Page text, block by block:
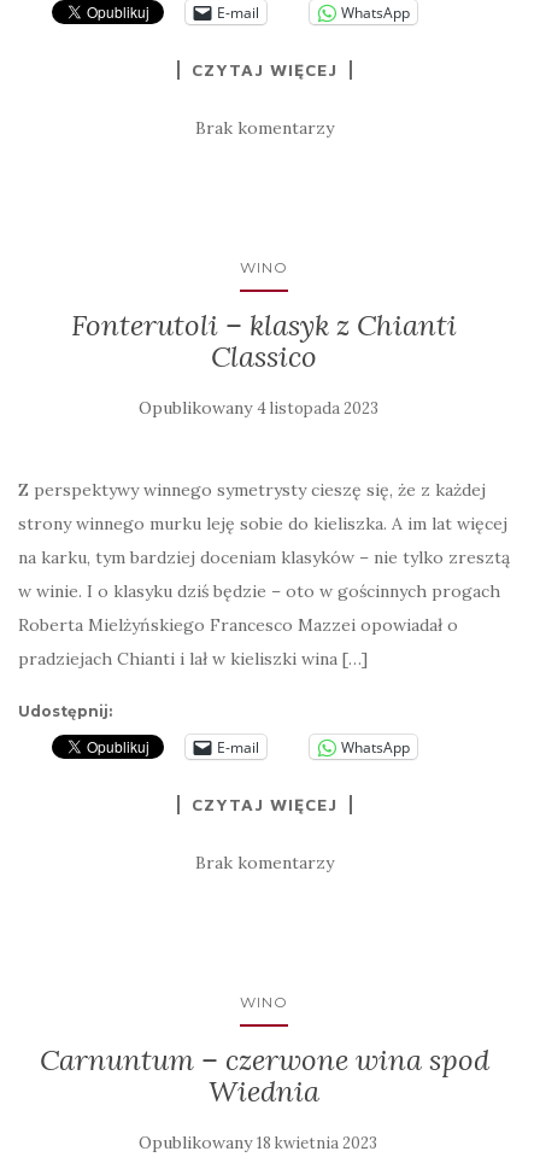
E-mail WhatsApp
CZYTAJ WIĘCEJ
Brak komentarzy
WINO
Fonterutoli – klasyk z Chianti
Classico
Opublikowany4 listopada 2023
Z perspektywy winnego symetrysty cieszę się, że z każdej
strony winnego murku leję sobie do kieliszka. A im lat więcej
na karku, tym bardziej doceniam klasyków – nie tylko zresztą
w winie. I o klasyku dziś będzie – oto w gościnnych progach
Roberta Mielżyńskiego Francesco Mazzei opowiadał o
pradziejach Chianti i lał w kieliszki wina […]
Udostępnij:
E-mail WhatsApp
CZYTAJ WIĘCEJ
Brak komentarzy
WINO
Carnuntum – czerwone wina spod
Wiednia
Opublikowany18 kwietnia 2023